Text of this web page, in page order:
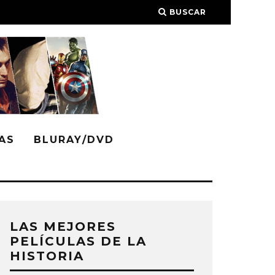
BUSCAR
BLURAY/DVD
LAS MEJORES
PELÍCULAS DE LA
HISTORIA